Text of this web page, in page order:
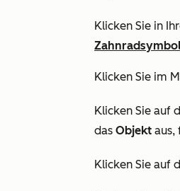
Klicken Sie in
Klicken Sie im
Klicken Sie auf
das Objekt aus,
Klicken Sie auf